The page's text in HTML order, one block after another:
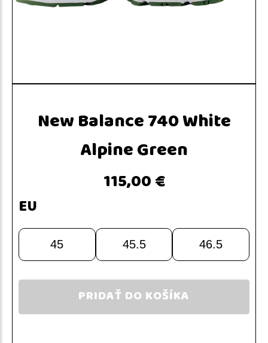
New Balance 740 White
Alpine Green
115,00 €
EU
45 45.5 46.5
PRIDAŤ DO KOŠÍKA